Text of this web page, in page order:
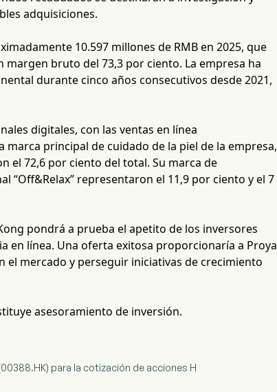
adquisiciones.
10.597 millones de RMB en 2025, que
bruto del 73,3 por ciento. La empresa ha
durante cinco años consecutivos desde 2021,
digitales, con las ventas en línea
principal de cuidado de la piel de la empresa,
el 72,6 por ciento del total. Su marca de
“Off&Relax” representaron el 11,9 por ciento y el 7
pondrá a prueba el apetito de los inversores
en línea. Una oferta exitosa proporcionaría a Proya
el mercado y perseguir iniciativas de crecimiento
asesoramiento de inversión.
para la cotización de acciones H